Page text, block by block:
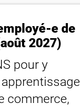
e de
2027)
pour y
commerce,